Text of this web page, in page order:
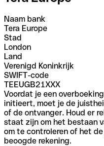
Naam bank
Tera Europe
Stad
London
Land
Verenigd Koninkrijk
SWIFT-code
TEEUGB21XXX
Voordat je een
initieert, moet je de
of de ontvanger. Houd er
staat zijn om het bestaan
om te controleren of het
beoogde rekening.